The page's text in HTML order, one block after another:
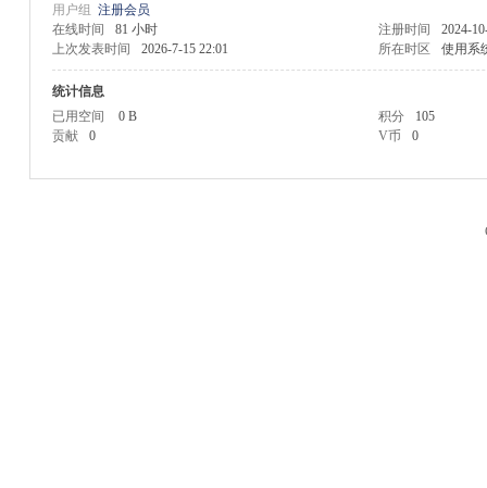
用户组 注册会员
在线时间
81 小时 注册时间
2024-
上次发表时间
2026-7-15 22:01 所在时区 使用系
统计信息
已用空间
0 B 积分
105
贡献
0 V币 0